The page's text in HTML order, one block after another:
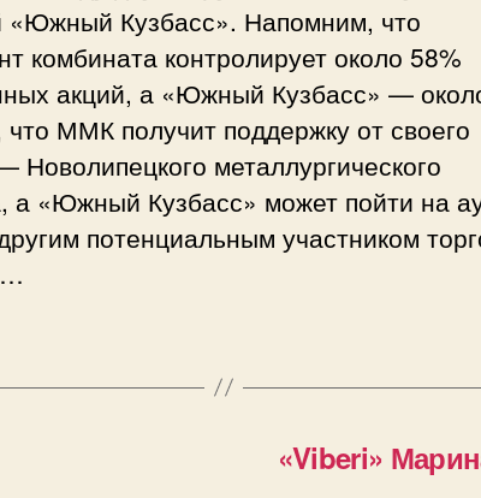
«Южный Кузбасс». Напомним, что
комбината контролирует около 58%
акций, а «Южный Кузбасс» —
ММК получит поддержку от своего
Новолипецкого металлургического
а «Южный Кузбасс» может пойти на
потенциальным участником
«Viberi»